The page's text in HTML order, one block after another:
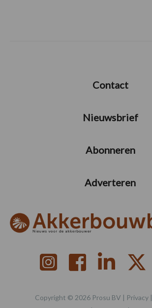
Contact
Nieuwsbrief
Abonneren
Adverteren
Copyright © 2026 Prosu BV | Privacy |